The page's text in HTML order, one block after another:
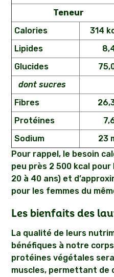
Teneur
Calories
314
Lipides
Glucides
dont sucres
Fibres
Protéines
Sodium
23
Pour rappel, le besoin
peu près 2 500 kcal
20 à 40 ans) et
pour les femmes du
Les bienfaits des
La qualité de leurs
bénéfiques à notre
protéines végétales
muscles, permettant de